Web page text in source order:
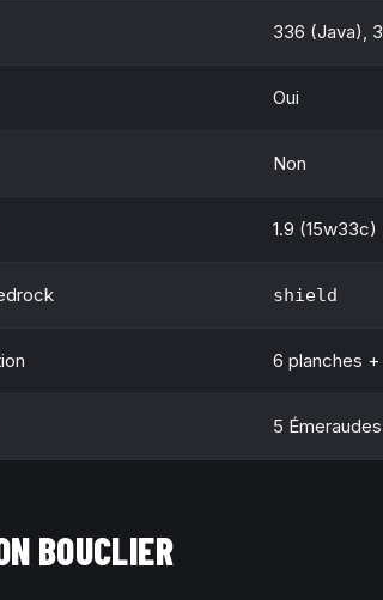
336 (Java),
Oui
Non
1.9 (15w33c)
shield
6 planches
5 Émeraudes
BOUCLIER